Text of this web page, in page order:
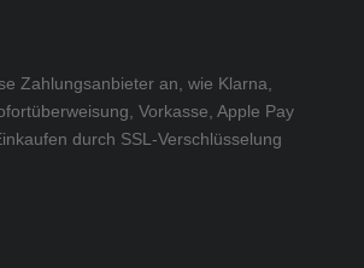
Zahlungsanbieter an, wie Klarna,
Vorkasse, Apple Pay
durch SSL-Verschlüsselung